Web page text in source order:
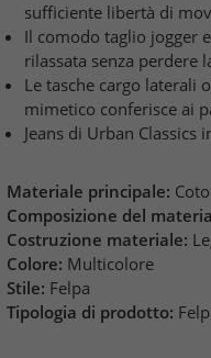
sufficiente libertà di
Il comodo taglio jogger
rilassata senza perdere
Le tasche cargo laterali
mimetico conferisce ai
Jeans di Urban Classics
Materiale principale:
Composizione del
Costruzione materiale:
Colore: Multicolore
Stile: Felpa
Tipologia di prodotto: